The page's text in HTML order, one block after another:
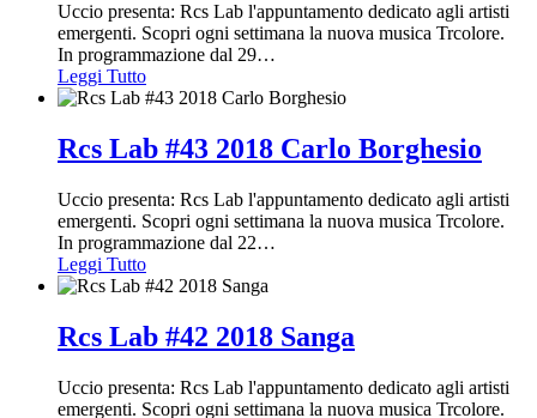
Uccio presenta: Rcs Lab l'appuntamento dedicato agli artisti
emergenti. Scopri ogni settimana la nuova musica Trcolore.
In programmazione dal 29…
Leggi Tutto
Rcs Lab #43 2018 Carlo Borghesio
Uccio presenta: Rcs Lab l'appuntamento dedicato agli artisti
emergenti. Scopri ogni settimana la nuova musica Trcolore.
In programmazione dal 22…
Leggi Tutto
Rcs Lab #42 2018 Sanga
Uccio presenta: Rcs Lab l'appuntamento dedicato agli artisti
emergenti. Scopri ogni settimana la nuova musica Trcolore.